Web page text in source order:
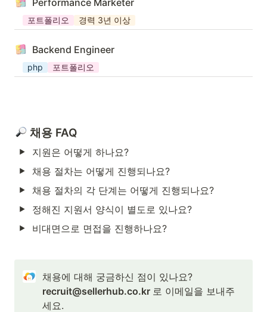
포트폴리오 경력 3년 이상
Backend Engineer
php 포트폴리오
채용 FAQ
지원은 어떻게 하나요?
채용 절차는 어떻게 진행되나요?
채용 절차의 각 단계는 어떻게 진행되나요?
정해진 지원서 양식이 별도로 있나요?
비대면으로 면접을 진행하나요?
recruit@sellerhub.co.kr 로 이메일을 보내주
세요.